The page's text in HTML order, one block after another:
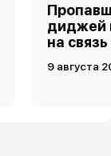
диджей
на связь
9 августа